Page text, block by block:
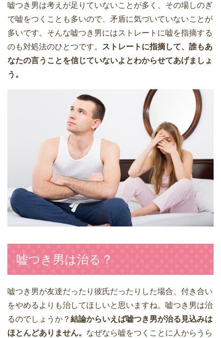
嘘つき男は考えが足りていないことが多く、その場しのぎ
で嘘をつくことも多いので、矛盾に気づいていないことが
多いです。そんな嘘つき男にはストレートに嘘を指摘する
のも対処法のひとつです。
ストレートに指摘して、誰もあ
なたの言うことを信じていないよとわからせてあげましょ
う。
嘘つき男は治る？
嘘つき男が友達だったり彼氏だったりした場合、付き合い
をやめるよりも治してほしいと思いますね。嘘つき男は治
るのでしょうか？ 結論からいえば嘘つき男が治る見込みは
ほとんどありません。 なぜなら嘘をつくことに人からうら